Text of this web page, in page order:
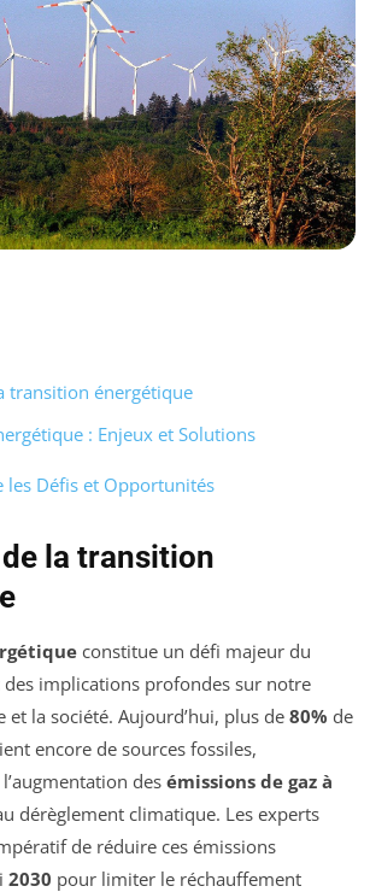
transition énergétique
: Enjeux et Solutions
les Défis et Opportunités
la transition
constitue un défi majeur du
des implications profondes sur notre
et la société. Aujourd’hui, plus de 80% de
encore de sources fossiles,
des émissions de gaz à
dérèglement climatique. Les experts
de réduire ces émissions
2030 pour limiter le réchauffement